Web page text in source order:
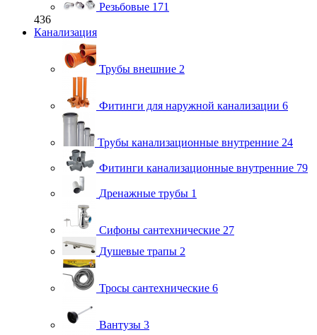
Резьбовые 171
436
Канализация
Трубы внешние 2
Фитинги для наружной канализации 6
Трубы канализационные внутренние 24
Фитинги канализационные внутренние 79
Дренажные трубы 1
Сифоны сантехнические 27
Душевые трапы 2
Тросы сантехнические 6
Вантузы 3